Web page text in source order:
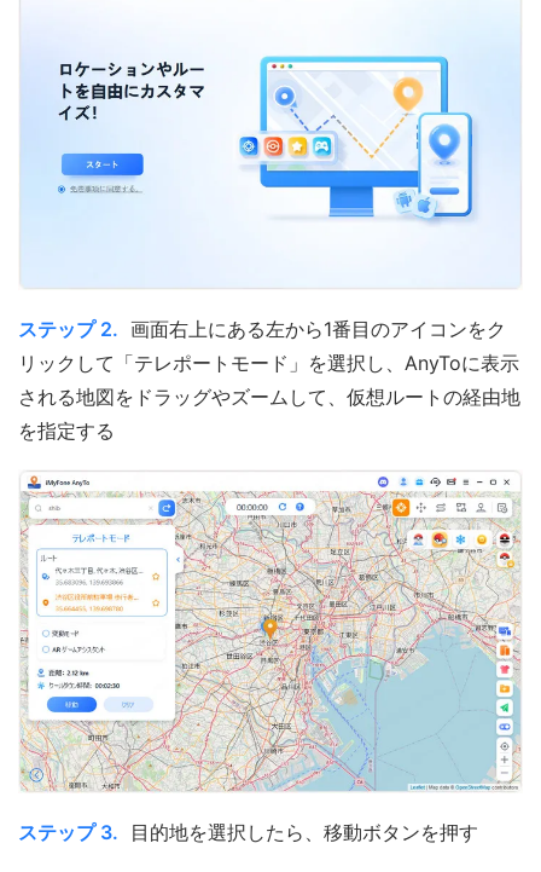
ステップ 2. 画面右上にある左から1番目のアイコンをク
リックして「テレポートモード」を選択し、AnyToに表示
される地図をドラッグやズームして、仮想ルートの経由地
を指定する
ステップ 3. 目的地を選択したら、移動ボタンを押す